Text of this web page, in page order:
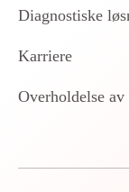
Diagnostiske
Karriere
Overholdelse av